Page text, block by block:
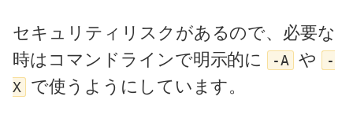
セキュリティリスクがあるので、必要な
時はコマンドラインで明示的に -A や -
X で使うようにしています。